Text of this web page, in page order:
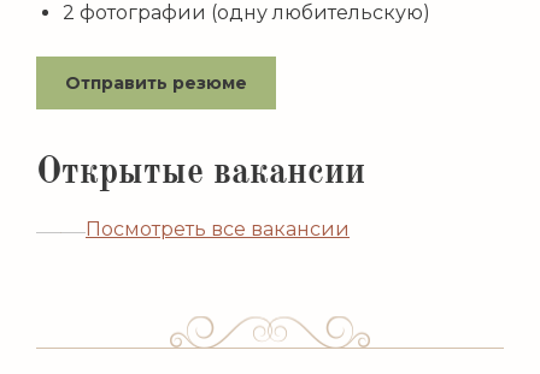
2 фотографии (одну любительскую)
Отправить резюме
Открытые вакансии
Посмотреть все вакансии